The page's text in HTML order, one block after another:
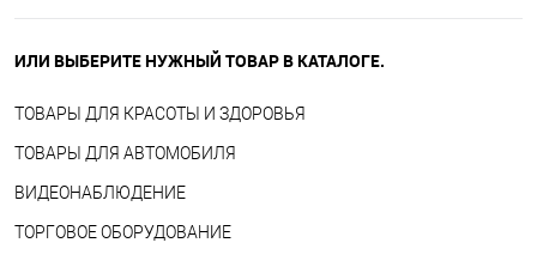
ИЛИ ВЫБЕРИТЕ НУЖНЫЙ ТОВАР В КАТАЛОГЕ.
ТОВАРЫ ДЛЯ КРАСОТЫ И ЗДОРОВЬЯ
ТОВАРЫ ДЛЯ АВТОМОБИЛЯ
ВИДЕОНАБЛЮДЕНИЕ
ТОРГОВОЕ ОБОРУДОВАНИЕ